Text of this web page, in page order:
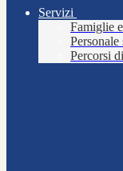
Servizi
Famiglie
Personale
Percorsi